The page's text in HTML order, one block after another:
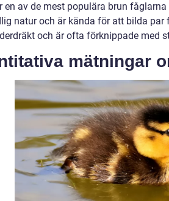
en av de mest populära brun
natur och är kända för att bilda par
och är ofta förknippade med
mätningar